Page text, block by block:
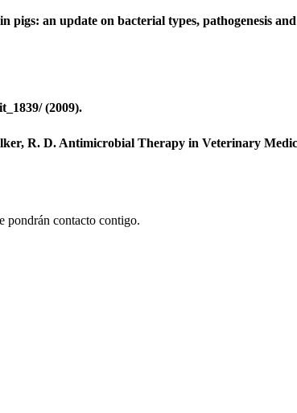
an update on bacterial types, pathogenesis
(2009).
R. D. Antimicrobial Therapy in Veterinary
pondrán contacto contigo.